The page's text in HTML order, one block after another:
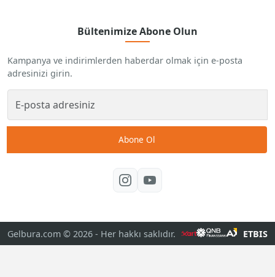
Bültenimize Abone Olun
Kampanya ve indirimlerden haberdar olmak için e-posta
adresinizi girin.
Abone Ol
Gelbura.com © 2026 - Her hakkı saklıdır. ETBIS